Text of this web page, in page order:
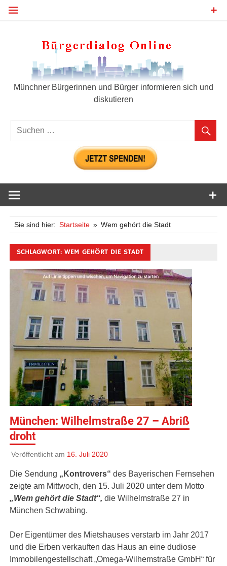
Zum
Münchner Bürgerinnen und Bürger informieren sich und
diskutieren
Sie sind hier: Startseite Wem gehört die Stadt
SCHLAGWORT:WEM GEHÖRT DIE STADT
München: Wilhelmstraße 27 – Abriß
droht
Veröffentlicht am 16. Juli 2020
Die Sendung „Kontrovers“ des Bayerischen Fernsehen
zeigte am Mittwoch, den 15. Juli 2020 unter dem Motto
„Wem gehört die Stadt“, die Wilhelmstraße 27 in
München Schwabing.
Der Eigentümer des Mietshauses verstarb im Jahr 2017
und die Erben verkauften das Haus an eine dudiose
Immobilengestellschaft „Omega-Wilhemstraße GmbH“ für